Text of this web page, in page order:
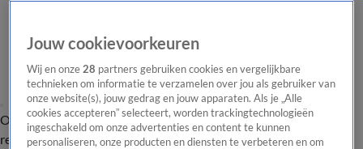
Overzicht Laatste nieuws Regionieuws Het beste van Hart
Tip de
redactie
Jouw cookievoorkeuren
Wij en onze28 partners gebruiken cookies en vergelijkbare
technieken om informatie te verzamelen over jou als gebruiker van
onze website(s), jouw gedrag en jouw apparaten. Als je „Alle
cookies accepteren” selecteert, worden trackingtechnologieën
ingeschakeld om onze advertenties en content te kunnen
personaliseren, onze producten en diensten te verbeteren en om